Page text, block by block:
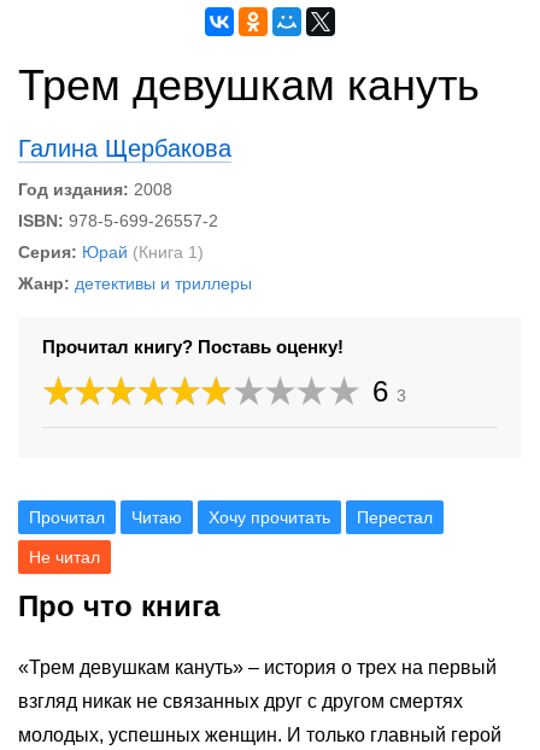
Трем девушкам кануть
Галина Щербакова
Год издания: 2008
ISBN: 978-5-699-26557-2
Серия: Юрай (Книга 1)
Жанр: детективы и триллеры
Прочитал книгу? Поставь оценку!
6 3
Прочитал Читаю Хочу прочитать Перестал
Не читал
Про что книга
«Трем девушкам кануть» – история о трех на первый
взгляд никак не связанных друг с другом смертях
молодых, успешных женщин. И только главный герой